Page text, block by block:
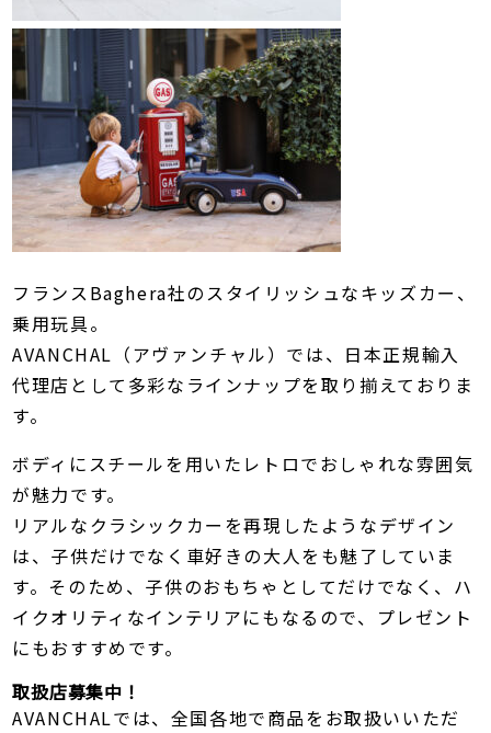
フランスBaghera社のスタイリッシュなキッズカー、
乗用玩具。
AVANCHAL（アヴァンチャル）では、日本正規輸入
代理店として多彩なラインナップを取り揃えておりま
す。
ボディにスチールを用いたレトロでおしゃれな雰囲気
が魅力です。
リアルなクラシックカーを再現したようなデザイン
は、子供だけでなく車好きの大人をも魅了していま
す。そのため、子供のおもちゃとしてだけでなく、ハ
イクオリティなインテリアにもなるので、プレゼント
にもおすすめです。
取扱店募集中！
AVANCHALでは、全国各地で商品をお取扱いいただ